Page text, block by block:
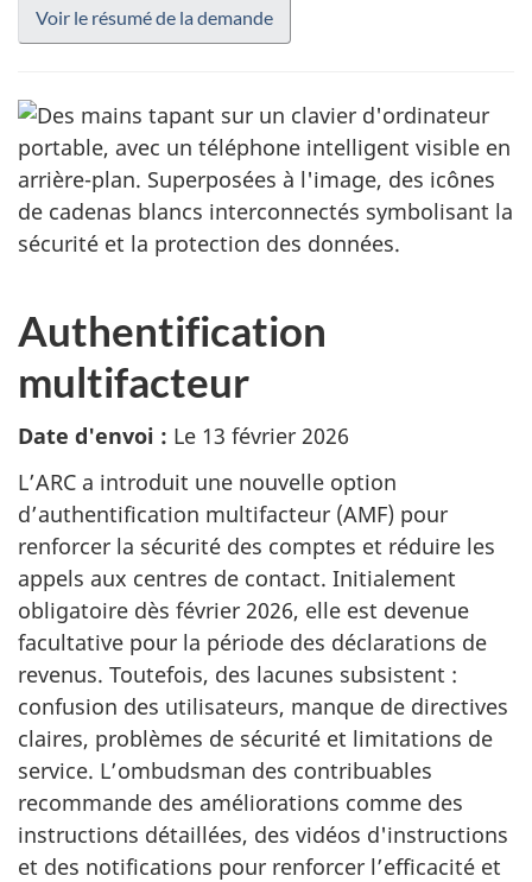
Voir le résumé de la demande
Authentification
multifacteur
Date d'envoi : Le 13 février 2026
L’ARC a introduit une nouvelle option
d’authentification multifacteur (AMF) pour
renforcer la sécurité des comptes et réduire les
appels aux centres de contact. Initialement
obligatoire dès février 2026, elle est devenue
facultative pour la période des déclarations de
revenus. Toutefois, des lacunes subsistent :
confusion des utilisateurs, manque de directives
claires, problèmes de sécurité et limitations de
service. L’ombudsman des contribuables
recommande des améliorations comme des
instructions détaillées, des vidéos d'instructions
et des notifications pour renforcer l’efficacité et